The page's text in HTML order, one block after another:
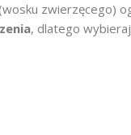
, dlatego